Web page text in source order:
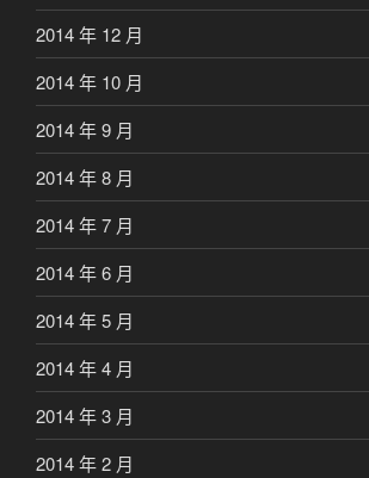
2014 年 12 月
2014 年 10 月
2014 年 9 月
2014 年 8 月
2014 年 7 月
2014 年 6 月
2014 年 5 月
2014 年 4 月
2014 年 3 月
2014 年 2 月